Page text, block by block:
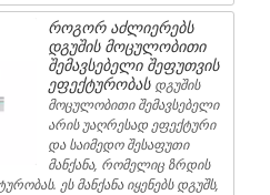
როგორ აძლიერებს
დგუშის მოცულობითი
შემავსებელი შეფუთვის
ეფექტურობას დგუშის
მოცულობითი შემავსებელი
არის უაღრესად ეფექტური
და საიმედო შესაფუთი
მანქანა, რომელიც ზრდის
ეს მანქანა იყენებს დგუშს,